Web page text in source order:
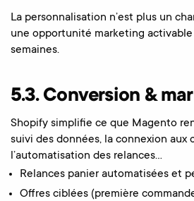
La personnalisation n’est plus un
une opportunité marketing
semaines.
5.3. Conversion &
Shopify simplifie ce que Magento
suivi des données, la connexion aux
l’automatisation des relances…
Relances panier automatisées et
Offres ciblées (première